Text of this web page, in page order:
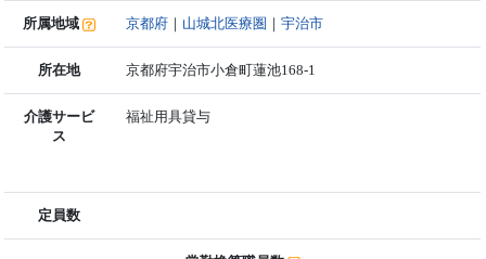
所属地域 京都府 ｜ 山城北医療圏 ｜宇治市
所在地 京都府宇治市小倉町蓮池168-1
介護サービ
ス
福祉用具貸与
定員数